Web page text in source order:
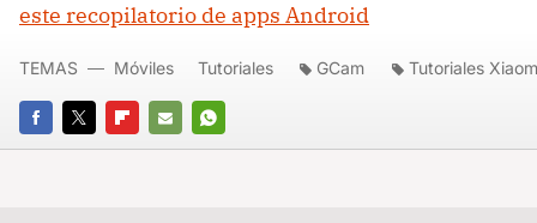
este recopilatorio de apps Android
FACEBOOK
TWITTERFLIPBOARD
E-
WHATSAPP
TEMAS Móviles Tutoriales GCam Tutoriales